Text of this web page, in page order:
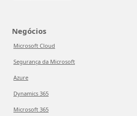
Negócios
Microsoft Cloud
Segurança da Microsoft
Azure
Dynamics 365
Microsoft 365